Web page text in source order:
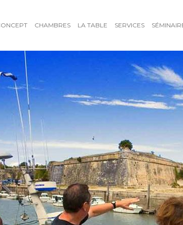
CHAMBRES LA TABLE SERVICES